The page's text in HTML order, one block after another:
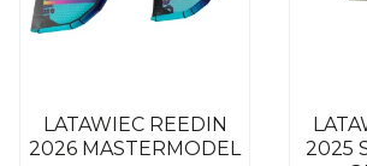
LATAWIEC REEDIN
2026 MASTERMODEL
2025